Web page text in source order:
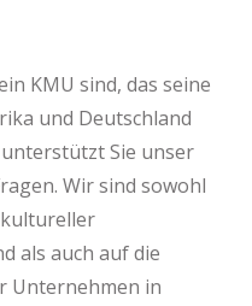
KMU sind, das seine
und Deutschland
Sie unser
Wir sind sowohl
als auch auf die
Unternehmen in